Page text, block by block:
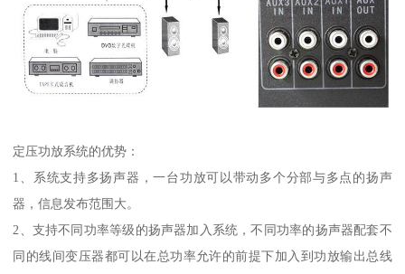
定压功放系统的优势：
1、系统支持多扬声器，一台功放可以带动多个分部与多点的扬声
器，信息发布范围大。
2、支持不同功率等级的扬声器加入系统，不同功率的扬声器配套不
同的线间变压器都可以在总功率允许的前提下加入到功放输出总线